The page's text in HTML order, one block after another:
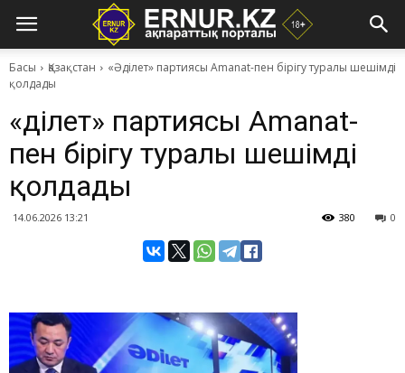
Басы Қазақстан
«Әділет» партиясы Amanat-пен бірігу туралы шешімді
қолдады
«Әділет» партиясы Amanat-
пен бірігу туралы шешімді
қолдады
14.06.2026 13:21 0
380